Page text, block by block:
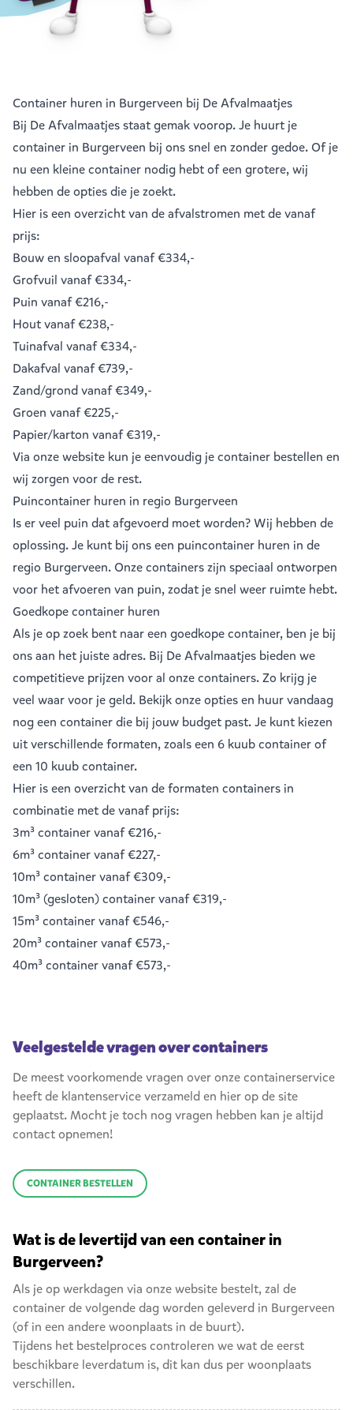
Container huren in Burgerveen bij De Afvalmaatjes
Bij De Afvalmaatjes staat gemak voorop. Je huurt je
container in Burgerveen bij ons snel en zonder gedoe. Of je
nu een kleine container nodig hebt of een grotere, wij
hebben de opties die je zoekt.
Hier is een overzicht van de afvalstromen met de vanaf
prijs:
Bouw en sloopafval vanaf €334,-
Grofvuil vanaf €334,-
Puin vanaf €216,-
Houtvanaf €238,-
Tuinafval vanaf €334,-
Dakafval vanaf €739,-
Zand/grondvanaf €349,-
Groen vanaf €225,-
Papier/karton vanaf €319,-
Via onze website kun je eenvoudig jecontainer bestellen en
wij zorgen voor de rest.
Puincontainer huren in regio Burgerveen
Is er veel puin dat afgevoerd moet worden? Wij hebben de
oplossing. Je kunt bij ons een puincontainer huren in de
regio Burgerveen. Onze containers zijn speciaal ontworpen
voor het afvoeren van puin, zodat je snel weer ruimte hebt.
Goedkope container huren
Als je op zoek bent naar een goedkope container, ben je bij
ons aan het juiste adres. Bij De Afvalmaatjes bieden we
competitieve prijzen voor al onze containers. Zo krijg je
veel waar voor je geld. Bekijk onze opties en huur vandaag
nog een container die bij jouw budget past. Je kunt kiezen
uit verschillende formaten, zoals een 6 kuub containerof
een 10 kuub container.
Hier is een overzicht van de formaten containers in
combinatie met de vanaf prijs:
3m³ containervanaf €216,-
6m³ containervanaf €227,-
10m³ containervanaf €309,-
10m³ (gesloten) containervanaf €319,-
15m³ containervanaf €546,-
20m³ containervanaf €573,-
40m³ containervanaf €573,-
Veelgestelde vragen over containers
De meest voorkomende vragen over onze containerservice
heeft de klantenservice verzameld en hier op de site
geplaatst. Mocht je toch nog vragen hebben kan je altijd
contact opnemen!
CONTAINER BESTELLEN
Wat is de levertijd van een container in
Burgerveen?
Als je op werkdagen via onze website bestelt, zal de
container de volgende dag worden geleverd in Burgerveen
(of in een andere woonplaats in de buurt).
Tijdens het bestelproces controleren we wat de eerst
beschikbare leverdatum is, dit kan dus per woonplaats
verschillen.